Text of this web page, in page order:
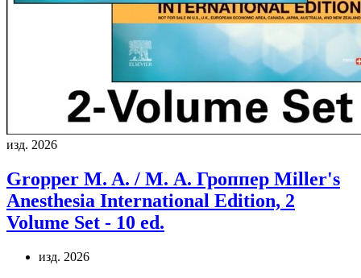
изд. 2026
Gropper M. A. / М. А. Гроппер Miller's
Anesthesia International Edition, 2
Volume Set - 10 ed.
изд. 2026